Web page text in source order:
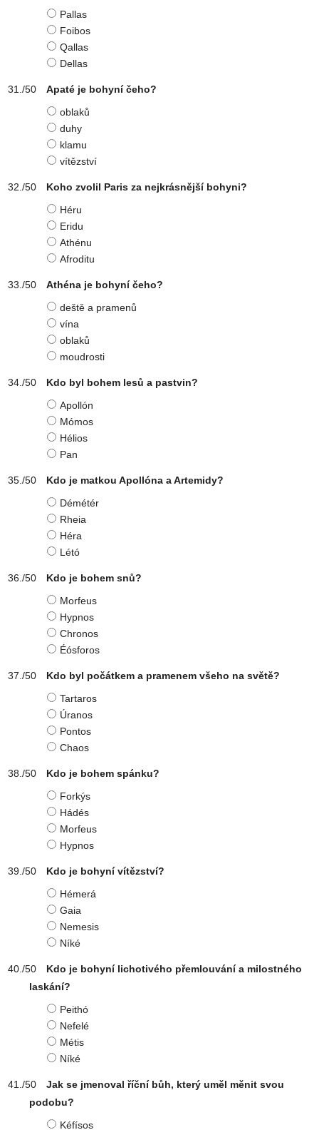
Pallas
Foibos
Qallas
Dellas
Apaté je bohyní čeho?
oblaků
duhy
klamu
vítězství
Koho zvolil Paris za nejkrásnější bohyni?
Héru
Eridu
Athénu
Afroditu
Athéna je bohyní čeho?
deště a pramenů
vína
oblaků
moudrosti
Kdo byl bohem lesů a pastvin?
Apollón
Mómos
Hélios
Pan
Kdo je matkou Apollóna a Artemidy?
Démétér
Rheia
Héra
Létó
Kdo je bohem snů?
Morfeus
Hypnos
Chronos
Éósforos
Kdo byl počátkem a pramenem všeho na světě?
Tartaros
Úranos
Pontos
Chaos
Kdo je bohem spánku?
Forkýs
Hádés
Morfeus
Hypnos
Kdo je bohyní vítězství?
Hémerá
Gaia
Nemesis
Níké
Kdo je bohyní lichotivého přemlouvání a milostného
laskání?
Peithó
Nefelé
Métis
Níké
Jak se jmenoval říční bůh, který uměl měnit svou
podobu?
Kéfísos